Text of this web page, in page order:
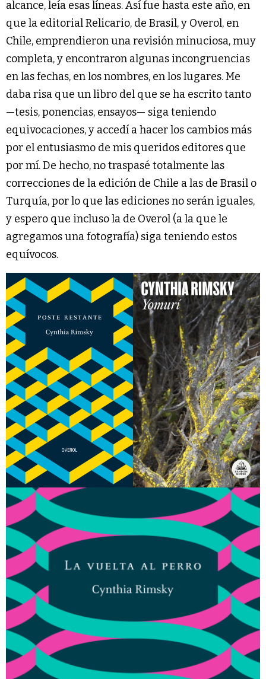
alcance, leía esas líneas. Así fue hasta este año, en
que la editorial Relicario, de Brasil, y Overol, en
Chile, emprendieron una revisión minuciosa, muy
completa, y encontraron algunas incongruencias
en las fechas, en los nombres, en los lugares. Me
daba risa que un libro del que se ha escrito tanto
—tesis, ponencias, ensayos— siga teniendo
equivocaciones, y accedí a hacer los cambios más
por el entusiasmo de mis queridos editores que
por mí. De hecho, no traspasé totalmente las
correcciones de la edición de Chile a las de Brasil o
Turquía, por lo que las ediciones no serán iguales,
y espero que incluso la de Overol (a la que le
agregamos una fotografía) siga teniendo estos
equívocos.